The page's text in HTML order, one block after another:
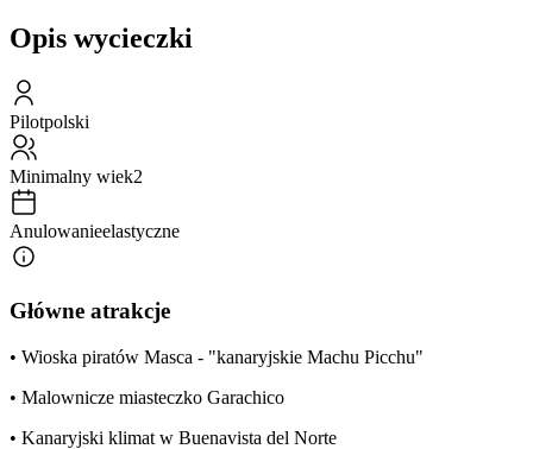
Opis wycieczki
Pilotpolski
Minimalny wiek2
Anulowanieelastyczne
Główne atrakcje
• Wioska piratów Masca - "kanaryjskie Machu Picchu"
• Malownicze miasteczko Garachico
• Kanaryjski klimat w Buenavista del Norte